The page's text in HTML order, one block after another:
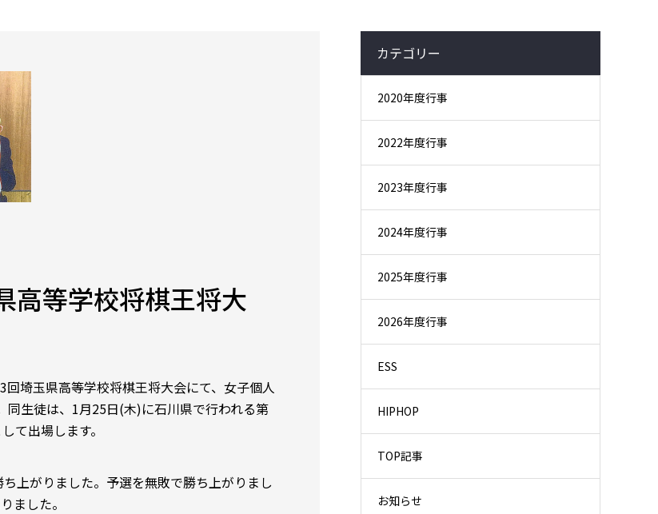
高等学校将棋王将大
埼玉県高等学校将棋王将大会にて、女子個人
生徒は、1月25日(木)に石川県で行われる第
て出場します。
上がりました。予選を無敗で勝ち上がりまし
ました。
カテゴリー
2020年度行事
2022年度行事
2023年度行事
2024年度行事
2025年度行事
2026年度行事
ESS
HIPHOP
TOP記事
お知らせ